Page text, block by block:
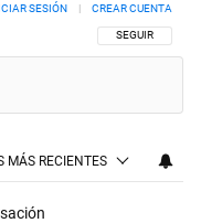
SIGA ESTA
SEGUIR
SESIÓN | CREAR CUENTA
MÁS RECIENTES